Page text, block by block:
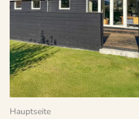
Hauptseite